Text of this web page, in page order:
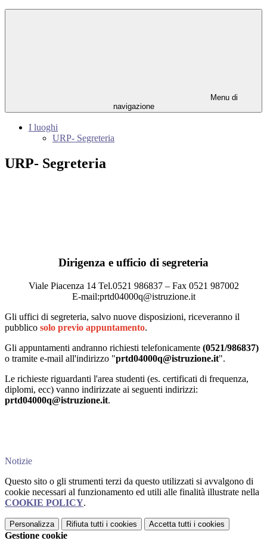
Menu di
navigazione
I luoghi
URP- Segreteria
URP- Segreteria
Dirigenza e ufficio di segreteria
Viale Piacenza 14 Tel.0521 986837 – Fax 0521 987002
E-mail:prtd04000q@istruzione.it
Gli uffici di segreteria, salvo nuove disposizioni, riceveranno il
pubblico solo previo appuntamento.
Gli appuntamenti andranno richiesti telefonicamente (0521/986837)
o tramite e-mail all'indirizzo "prtd04000q@istruzione.it".
Le richieste riguardanti l'area studenti (es. certificati di frequenza,
diplomi, ecc) vanno indirizzate ai seguenti indirizzi:
prtd04000q@istruzione.it.
Notizie
Questo sito o gli strumenti terzi da questo utilizzati si avvalgono di
cookie necessari al funzionamento ed utili alle finalità illustrate nella
COOKIE POLICY.
Personalizza Rifiuta tutti i cookies Accetta tutti i cookies
Gestione cookie